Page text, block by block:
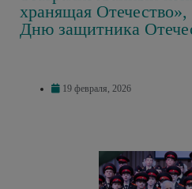
хранящая
Дню защитника
19 февраля, 2026